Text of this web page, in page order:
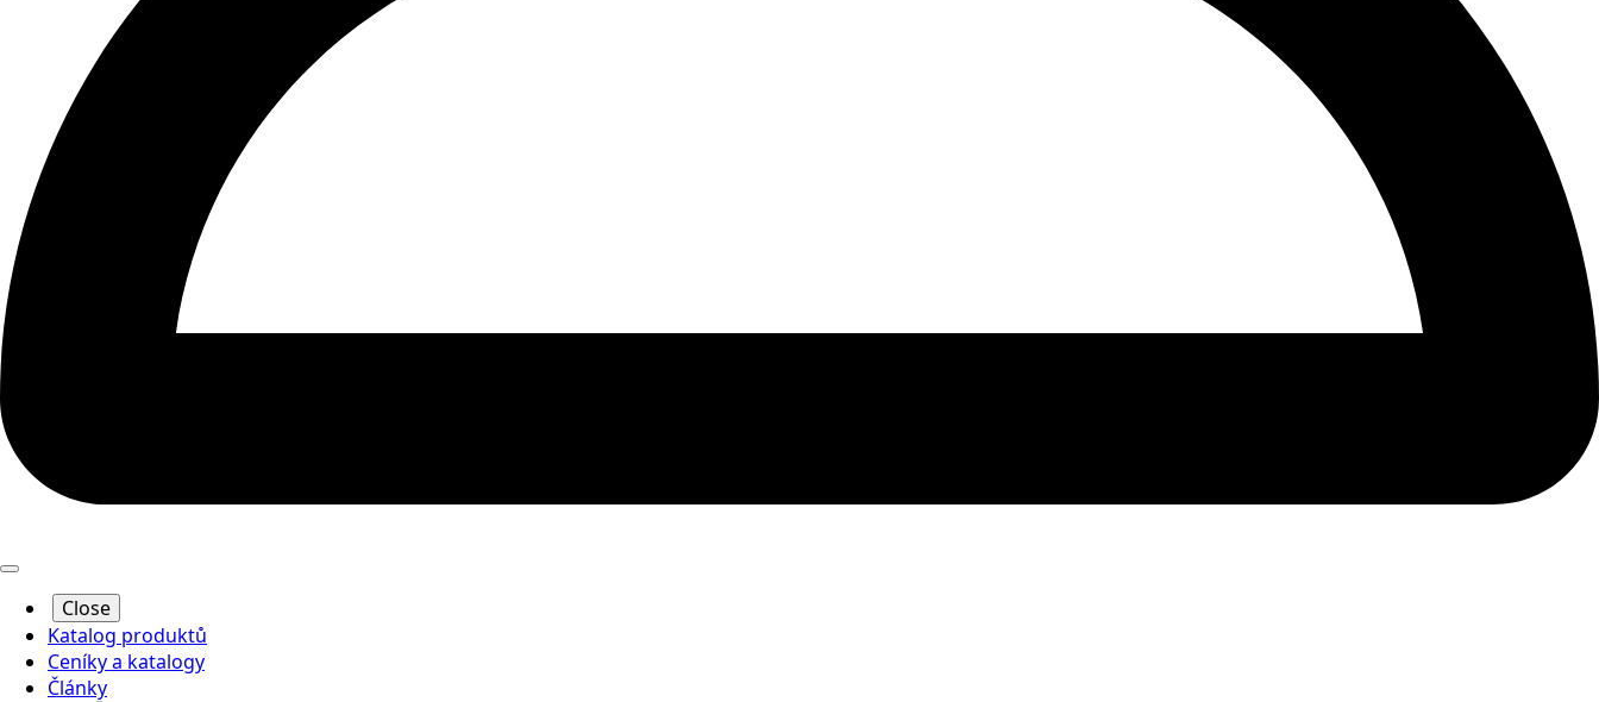
Close
Katalog produktů
Ceníky a katalogy
Články